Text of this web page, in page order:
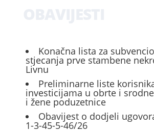
Konačna lista za
stjecanja prve stambene
Livnu
Preliminarne liste
investicijama u obrte i
i žene poduzetnice
Obavijest o dodjeli
1-3-45-5-46/26